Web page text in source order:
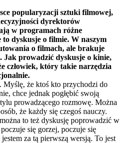
popularyzacji sztuki filmowej,
dyrektorów
w programach różne
dyskusje o filmie. W naszym
o filmach, ale brakuje
Jak prowadzić dyskusje o kinie,
człowiek, który takie narzędzia
Myślę, że ktoś kto przychodzi do
chce jednak pogłębić swoją
prowadzącego rozmowę. Można
że każdy się czegoś nauczy.
to też dyskusję poprowadzić w
się gorzej, poczuje się
za tą pierwszą wersją. To jest